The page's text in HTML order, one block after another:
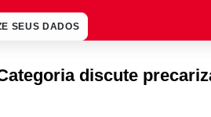
SEUS DADOS
discute